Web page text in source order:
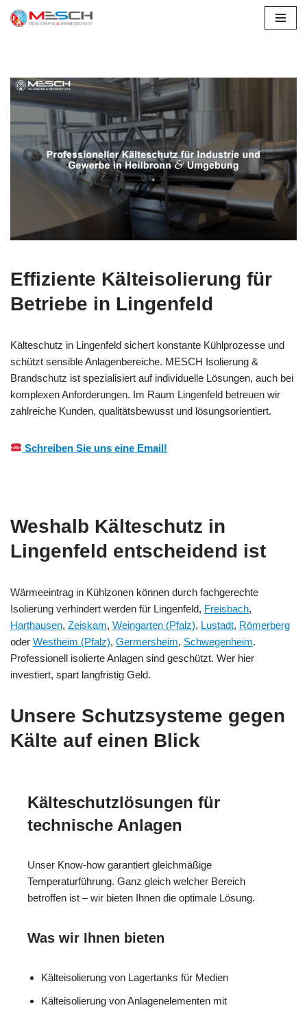
Effiziente Kälteisolierung für
Betriebe in Lingenfeld
Kälteschutz in Lingenfeld sichert konstante Kühlprozesse und
schützt sensible Anlagenbereiche. MESCH Isolierung &
Brandschutz ist spezialisiert auf individuelle Lösungen, auch bei
komplexen Anforderungen. Im Raum Lingenfeld betreuen wir
zahlreiche Kunden, qualitätsbewusst und lösungsorientiert.
Schreiben Sie uns eine Email!
Weshalb Kälteschutz in
Lingenfeld entscheidend ist
Wärmeeintrag in Kühlzonen können durch fachgerechte
Isolierung verhindert werden für Lingenfeld, Freisbach,
Harthausen, Zeiskam, Weingarten (Pfalz), Lustadt, Römerberg
oder Westheim (Pfalz), Germersheim, Schwegenheim.
Professionell isolierte Anlagen sind geschützt. Wer hier
investiert, spart langfristig Geld.
Unsere Schutzsysteme gegen
Kälte auf einen Blick
Kälteschutzlösungen für
technische Anlagen
Unser Know-how garantiert gleichmäßige
Temperaturführung. Ganz gleich welcher Bereich
betroffen ist – wir bieten Ihnen die optimale Lösung.
Was wir Ihnen bieten
Kälteisolierung von Lagertanks für Medien
Kälteisolierung von Anlagenelementen mit